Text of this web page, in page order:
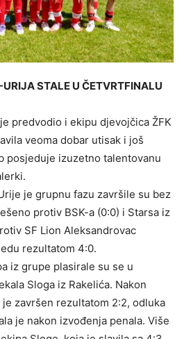
STALE U ČETVRTFINALU
predvodio i ekipu djevojčica ŽFK
veoma dobar utisak i još
posjeduje izuzetno talentovanu
je grupnu fazu završile su bez
protiv BSK-a (0:0) i Starsa iz
SF Lion Aleksandrovac
rezultatom 4:0.
iz grupe plasirale su se u
Sloga iz Rakelića. Nakon
završen rezultatom 2:2, odluka
je nakon izvođenja penala. Više